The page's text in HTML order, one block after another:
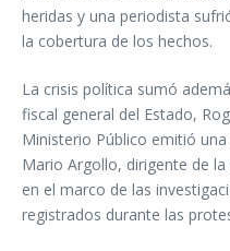
heridas y una periodista
la cobertura de los hechos.
La crisis política sumó
fiscal general del Estado,
Ministerio Público emitió
Mario Argollo, dirigente de
en el marco de las
registrados durante las